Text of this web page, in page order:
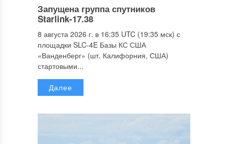
Запущена группа спутников
Starlink-17.38
8 августа 2026 г. в 16:35 UTC (19:35 мск) с
площадки SLC-4E Базы КС США
«Ванденберг» (шт. Калифорния, США)
стартовыми...
Далее